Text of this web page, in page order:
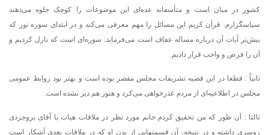
کشور در میان است و متأسفانه عده‌ای این موضوعات را کوچک جلوه می‌دهند
سپاسگزارم. قرآن کریم این مسائل را مهم معرفی می‌کند و در ابتدای سوره نور که
بیش‌تر آیات آن درباره مساله عفاف است می‌فرماید: سوره‌ای است که نازل کردیم و
آن را فرض و واجب قرار دادیم.
ثانیاً : قطعا در این قضیه تشریفات مجلس مقصر بوده است و بهتر بود روابط عمومی
مجلس در اطلاعیه‌ای از مردم عذرخواهی می‌کرد و هنوز هم دیر نشده است.
ثالثا : آن طور که من تحقیق کردم خانم مورد نظر در ملاقات هیات با آقای بروجردی
روسری داشته و در نتیجه، آن قسمتهایی از بدن او که در ملاقات بعدی آشکار است